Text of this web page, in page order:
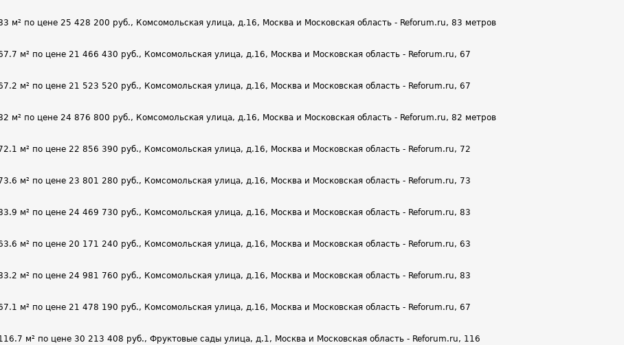
м² по цене 25 428 200 руб., Комсомольская улица, д.16, Москва и Московская область - Reforum.ru, 83 метров
м² по цене 21 466 430 руб., Комсомольская улица, д.16, Москва и Московская область - Reforum.ru, 67
м² по цене 21 523 520 руб., Комсомольская улица, д.16, Москва и Московская область - Reforum.ru, 67
м² по цене 24 876 800 руб., Комсомольская улица, д.16, Москва и Московская область - Reforum.ru, 82 метров
м² по цене 22 856 390 руб., Комсомольская улица, д.16, Москва и Московская область - Reforum.ru, 72
м² по цене 23 801 280 руб., Комсомольская улица, д.16, Москва и Московская область - Reforum.ru, 73
м² по цене 24 469 730 руб., Комсомольская улица, д.16, Москва и Московская область - Reforum.ru, 83
м² по цене 20 171 240 руб., Комсомольская улица, д.16, Москва и Московская область - Reforum.ru, 63
м² по цене 24 981 760 руб., Комсомольская улица, д.16, Москва и Московская область - Reforum.ru, 83
м² по цене 21 478 190 руб., Комсомольская улица, д.16, Москва и Московская область - Reforum.ru, 67
м² по цене 30 213 408 руб., Фруктовые сады улица, д.1, Москва и Московская область - Reforum.ru, 116